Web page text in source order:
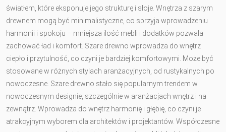
światłem, które eksponuje jego strukturę i słoje. Wnętrza z szarym
drewnem mogą być minimalistyczne, co sprzyja wprowadzeniu
harmonii i spokoju – mniejsza ilość mebli i dodatków pozwala
zachować ład i komfort. Szare drewno wprowadza do wnętrz
ciepło i przytulność, co czyni je bardziej komfortowymi. Może być
stosowane w różnych stylach aranżacyjnych, od rustykalnych po
nowoczesne. Szare drewno stało się popularnym trendem w
nowoczesnym designie, szczególnie w aranżacjach wnętrz i na
zewnątrz. Wprowadza do wnętrz harmonię i głębię, co czyni je
atrakcyjnym wyborem dla architektów i projektantów. Współczesne